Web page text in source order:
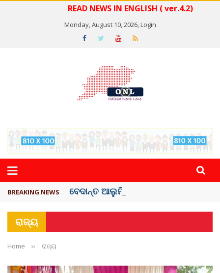
READ NEWS IN ENGLISH ( ver.4.2)
Monday, August 10, 2026,Login
BREAKING NEWS ବେଦାନ୍ତ ଆଲୁମିନିୟର ପ୍ରକଳ୍ପ ସଙ୍ଗମ ...
ରାଜ୍ୟ
Home ›› ରାଜ୍ୟ